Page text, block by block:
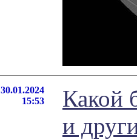
30.01.2024
15:53
Какой
и